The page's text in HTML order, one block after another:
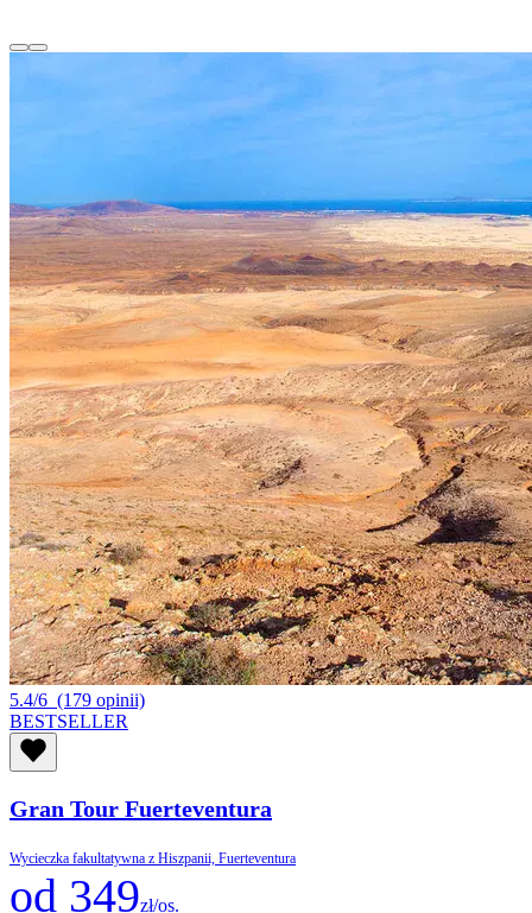
5.4/6 (179 opinii)
BESTSELLER
Gran Tour Fuerteventura
Wycieczka fakultatywna z Hiszpanii, Fuerteventura
od 349zł/os.